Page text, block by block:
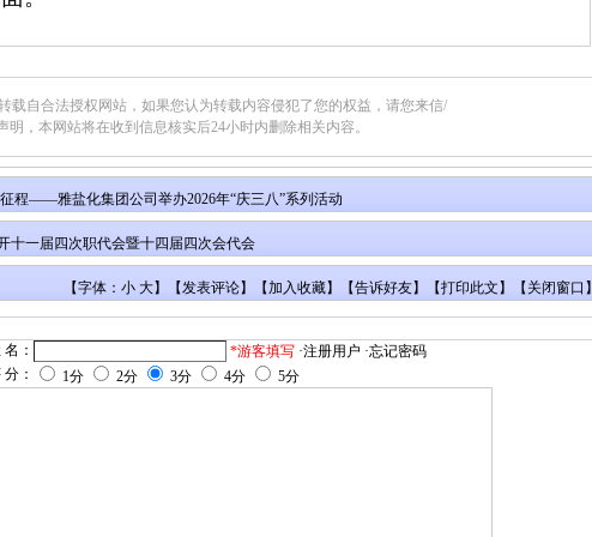
载自合法授权网站，如果您认为转载内容侵犯了您的权益，请您来信/
明，本网站将在收到信息核实后24小时内删除相关内容。
程——雅盐化集团公司举办2026年“庆三八”系列活动
十一届四次职代会暨十四届四次会代会
【字体：小 大】【发表评论】【加入收藏】【告诉好友】【打印此文】【关闭窗口
名：
*游客填写 ·注册用户 ·忘记密码
分：
1分 2分 3分 4分 5分